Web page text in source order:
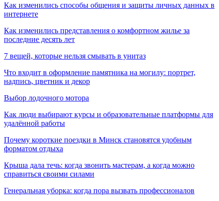
Как изменились способы общения и защиты личных данных в
интернете
Как изменились представления о комфортном жилье за
последние десять лет
7 вещей, которые нельзя смывать в унитаз
Что входит в оформление памятника на могилу: портрет,
надпись, цветник и декор
Выбор лодочного мотора
Как люди выбирают курсы и образовательные платформы для
удалённой работы
Почему короткие поездки в Минск становятся удобным
форматом отдыха
Крыша дала течь: когда звонить мастерам, а когда можно
справиться своими силами
Генеральная уборка: когда пора вызвать профессионалов